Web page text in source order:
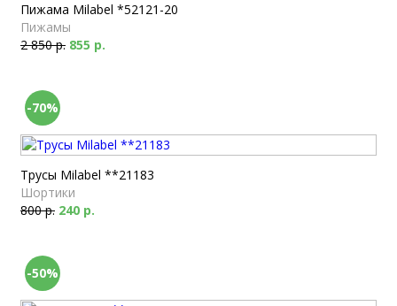
Пижама Milabel *52121-20
Пижамы
2 850 р. 855 р.
-70%
Трусы Milabel **21183
Шортики
800 р. 240 р.
-50%